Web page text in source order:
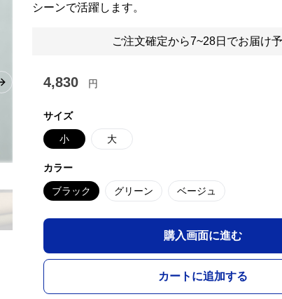
Next slide
シーンで活躍します。
ご注文確定から7~28日でお届け
4,830 円
サイズ
小 大
カラー
ブラック グリーン ベージュ
購入画面に進む
カートに追加する